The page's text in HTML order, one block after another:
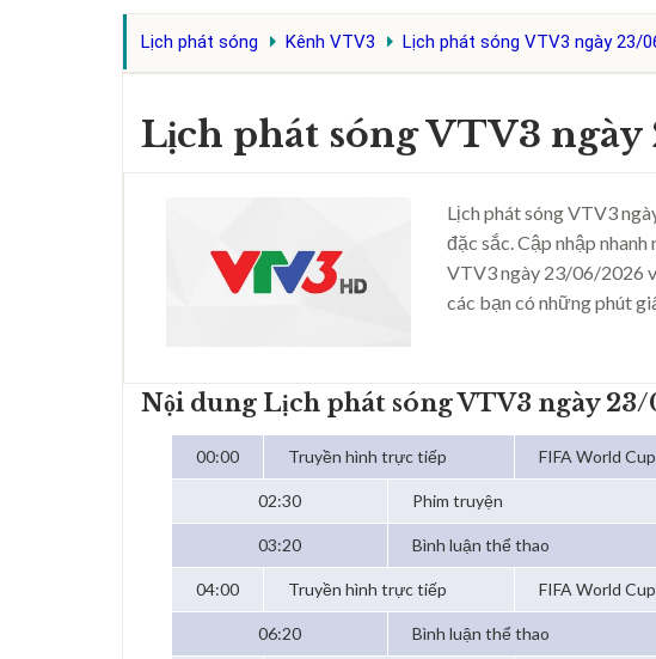
Lịch phát sóng Kênh VTV3 Lịch phát sóng VTV3 ngày 23/
Lịch phát sóng VTV3
Lịch phát sóng VTV3
đặc sắc. Cập nhập
VTV3 ngày 23/06/2026
các bạn có những phút
Nội dung Lịch phát sóng VTV3 ngày
00:00 Truyền hình trực tiếp FIFA World
02:30 Phim truyện
03:20 Bình luận thể thao
04:00 Truyền hình trực tiếp FIFA World
06:20 Bình luận thể thao